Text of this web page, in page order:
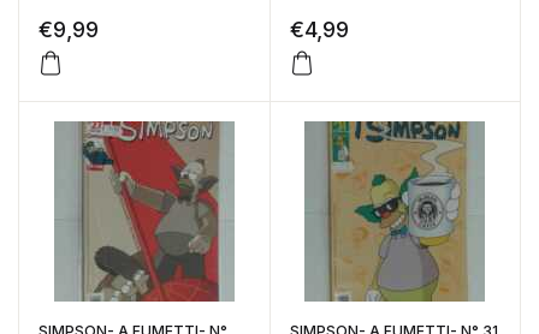
€9,99 €4,99